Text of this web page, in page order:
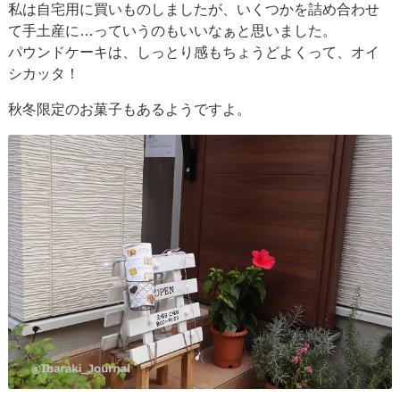
私は自宅用に買いものしましたが、いくつかを詰め合わせ
て手土産に…っていうのもいいなぁと思いました。
パウンドケーキは、しっとり感もちょうどよくって、オイ
シカッタ！
秋冬限定のお菓子もあるようですよ。